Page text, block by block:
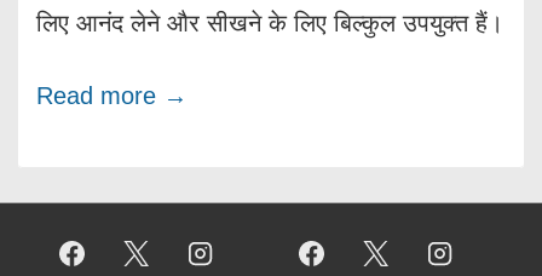
लिए आनंद लेने और सीखने के लिए बिल्कुल उपयुक्त हैं।
Read more →